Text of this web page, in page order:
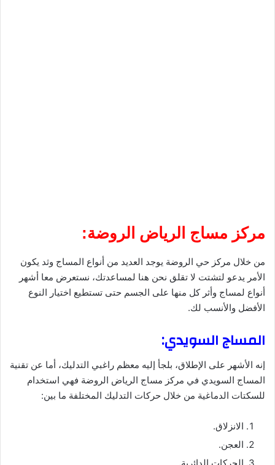
مركز مساج الرياض الروضة:
من خلال مركز حي الروضة يوجد العديد من أنواع المساج وثد يكون
الأمر يدعو لتشتت لا تقلق نحن هنا لمساعدتك، نستعرض معا أشهر
أنواع لمساج وأثر كل منها على الجسم حتى تستطيع اختيار النوع
الأفضل والأنسب لك.
المساج السويدي:
إنه الأشهر على الإطلاق، بلجأ إليه معظم راغبي التدليك، أما عن تقنية
المساج السويدي في مركز مساج الرياض الروضة فهي استخدام
للسكتات الدماغية من خلال حركات التدليك المختلفة ما بين:
الانزلاق.
العجن.